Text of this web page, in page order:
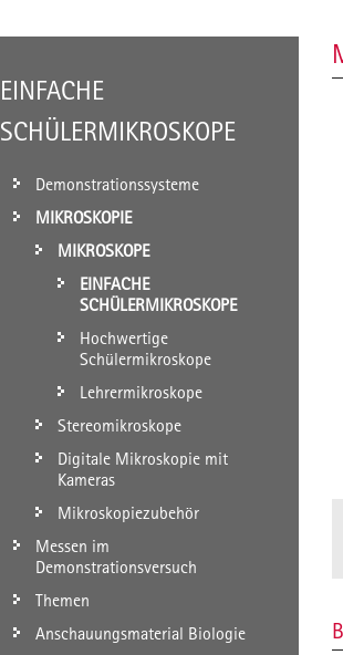
EINFACHE
SCHÜLERMIKROSKOPE
Demonstrationssysteme
MIKROSKOPIE
MIKROSKOPE
EINFACHE
SCHÜLERMIKROSKOPE
Hochwertige
Schülermikroskope
Lehrermikroskope
Stereomikroskope
Digitale Mikroskopie mit
Kameras
Mikroskopiezubehör
Messen im
Demonstrationsversuch
Themen
Anschauungsmaterial Biologie